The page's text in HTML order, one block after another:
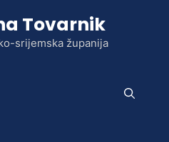
Tovarnik
srijemska županija